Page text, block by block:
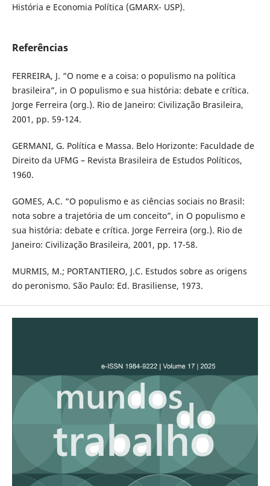
História e Economia Política (GMARX- USP).
Referências
FERREIRA, J. “O nome e a coisa: o populismo na política
brasileira”, in O populismo e sua história: debate e crítica.
Jorge Ferreira (org.). Rio de Janeiro: Civilização Brasileira,
2001, pp. 59-124.
GERMANI, G. Política e Massa. Belo Horizonte: Faculdade de
Direito da UFMG – Revista Brasileira de Estudos Políticos,
1960.
GOMES, A.C. “O populismo e as ciências sociais no Brasil:
nota sobre a trajetória de um conceito”, in O populismo e
sua história: debate e crítica. Jorge Ferreira (org.). Rio de
Janeiro: Civilização Brasileira, 2001, pp. 17-58.
MURMIS, M.; PORTANTIERO, J.C. Estudos sobre as origens
do peronismo. São Paulo: Ed. Brasiliense, 1973.